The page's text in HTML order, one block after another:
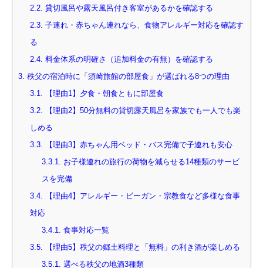
2.2. 貸切風呂や露天風呂付き客室があるかを確認する
2.3. 子連れ・赤ちゃん連れなら、食物アレルギー対応を確認す
る
2.4. 料金体系の明確さ（追加料金の有無）を確認する
3. 秩父の宿泊時に「須崎旅館の部屋食」が選ばれる8つの理由
3.1.
【理由1】夕食・朝食ともに部屋食
3.2.
【理由2】50分無料の貸切露天風呂を家族でも一人でも楽
しめる
3.3.
【理由3】赤ちゃん用ベッド・バス完備で子連れも安心
3.3.1.
お子様連れの旅行の荷物を減らせる14種類のサービ
スを完備
3.4.
【理由4】アレルギー・ビーガン・宗教食など多様な食事
対応
3.4.1.
食事対応一覧
3.5.
【理由5】秩父の郷土料理と「無料」の利き酒が楽しめる
3.5.1.
選べる秩父の地酒3種類